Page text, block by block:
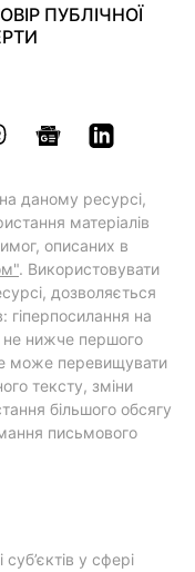
ПУБЛІЧНОЇ
даному ресурсі,
матеріалів
описаних в
. Використовувати
дозволяється
на
нижче першого
може перевищувати
тексту, зміни
більшого обсягу
письмового
у сфері